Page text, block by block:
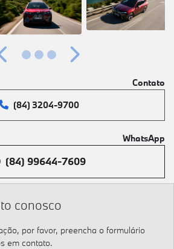
conosco
por favor, preencha o formulário
em contato.
Anterior Próximo
Contato
(84) 3204-9700
WhatsApp
(84) 99644-7609